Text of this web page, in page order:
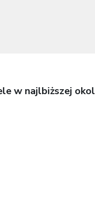
w najlbiższej